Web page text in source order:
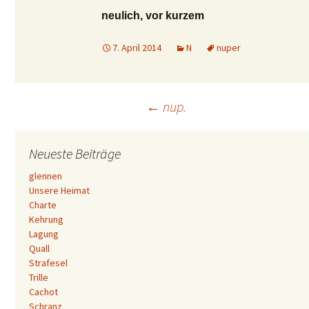
neulich, vor kurzem
7. April 2014 N nuper
Beitrags-
Navigation
← nup.
Neueste Beiträge
glennen
Unsere Heimat
Charte
Kehrung
Lagung
Quall
Strafesel
Trille
Cachot
Schranz